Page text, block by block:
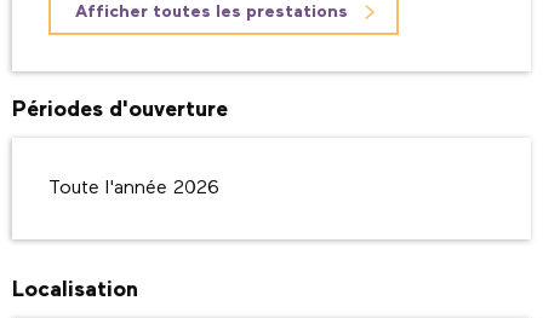
Afficher toutes les prestations
Périodes d'ouverture
Toute l'année 2026
Localisation